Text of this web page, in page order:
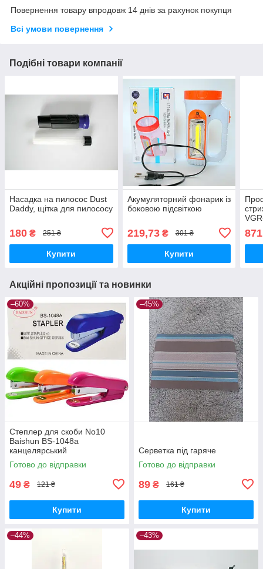
Повернення товару впродовж 14 днів за рахунок покупця
Всі умови повернення
Подібні товари компанії
Насадка на пилосос Dust
Daddy, щітка для пилососу
180 ₴ 251 ₴
Купити
Акумуляторний фонарик із
боковою підсвіткою
219,73₴ 301 ₴
Купити
871
Акційні пропозиції та новинки
–60%
Степлер для скоби No10
Baishun BS-1048a
канцелярський
Готово до відправки
49 ₴ 121 ₴
Купити
–45%
Серветка під гаряче
Готово до відправки
89 ₴ 161 ₴
Купити
–44% –43%